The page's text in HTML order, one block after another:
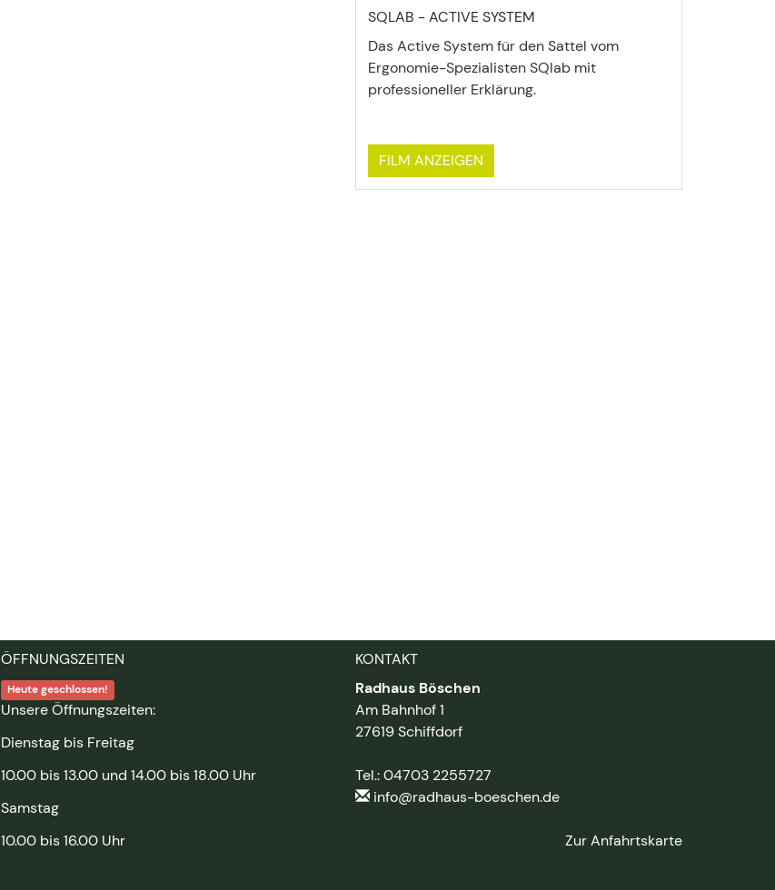
SQLAB - ACTIVE SYSTEM
Das Active System für den Sattel vom
Ergonomie-Spezialisten SQlab mit
professioneller Erklärung.
FILM ANZEIGEN
ÖFFNUNGSZEITEN
Heute geschlossen!
Unsere Öffnungszeiten:
Dienstag bis Freitag
10.00 bis 13.00 und 14.00 bis 18.00 Uhr
Samstag
10.00 bis 16.00 Uhr
KONTAKT
Radhaus Böschen
Am Bahnhof 1
27619 Schiffdorf
Tel.: 04703 2255727
info@radhaus-boeschen.de
Zur Anfahrtskarte